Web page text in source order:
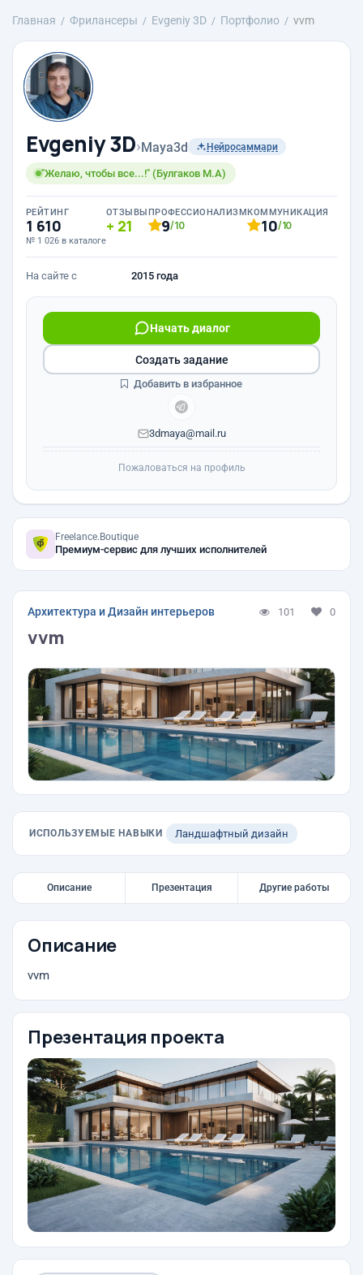
Главная Фрилансеры Evgeniy 3D Портфолио vvm
Evgeniy 3D›Maya3d Нейросаммари
"Желаю, чтобы все...!" (Булгаков М.А)
РЕЙТИНГ
1 610
№ 1 026 в каталоге
ОТЗЫВЫ
21
ПРОФЕССИОНАЛИЗМ
9/10
КОММУНИКАЦИЯ
10/10
На сайте с 2015 года
Начать диалог
3dmaya@mail.ru
Создать задание
Добавить в избранное
Пожаловаться на профиль
Freelance.Boutique
Премиум-сервис для лучших исполнителей
Архитектура и Дизайн интерьеров 101 0
vvm
ИСПОЛЬЗУЕМЫЕ НАВЫКИ Ландшафтный дизайн
Описание Презентация Другие работы
Описание
vvm
Презентация проекта